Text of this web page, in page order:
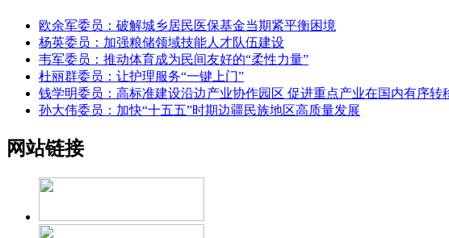
欧余军委员：破解城乡居民医保基金当期紧平衡困境
杨英委员：加强粮储领域技能人才队伍建设
韦军委员：推动体育成为民间友好的“柔性力量”
杜丽群委员：让护理服务“一键上门”
钱学明委员：高标准建设沿边产业协作园区 促进重点产业在国内有序转
孙大伟委员：加快“十五五”时期边疆民族地区高质量发展
网站链接